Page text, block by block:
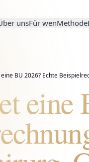
unsFür wenMethode
BU 2026? Echte